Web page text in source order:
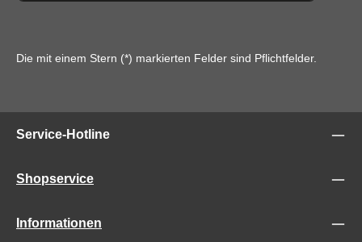
Die mit einem Stern (*) markierten Felder sind Pflichtfelder.
Service-Hotline
Shopservice
Informationen